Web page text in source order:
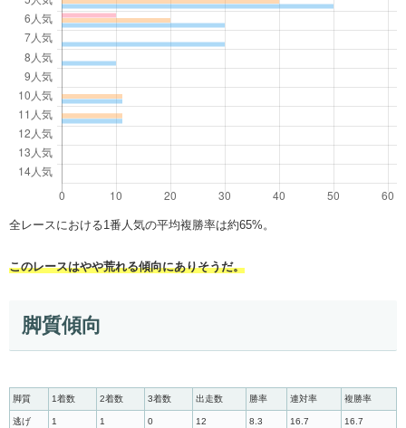
全レースにおける1番人気の平均複勝率は約65%。
このレースはやや荒れる傾向にありそうだ。
脚質傾向
脚質 1着数 2着数 3着数 出走数 勝率 連対率 複勝率
逃げ 1 1 0 12 8.3 16.7 16.7